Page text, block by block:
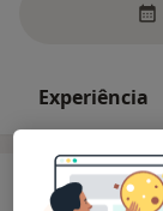
Experiência
Experiência